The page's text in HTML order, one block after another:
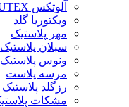
آلوتکس ALUTEX
ویکتوریا گلد
مهر پلاستیک
سبلان پلاستیک
ونوس پلاستیک
مرسه پلاست
رزگلد پلاستیک
مشکات